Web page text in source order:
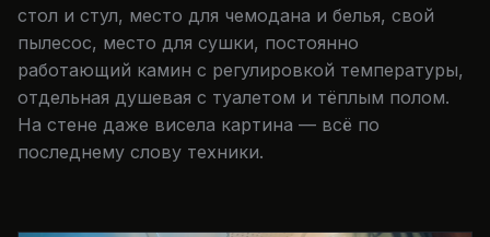
стол и стул, место для чемодана и белья, свой
пылесос, место для сушки, постоянно
работающий камин с регулировкой температуры,
отдельная душевая с туалетом и тёплым полом.
На стене даже висела картина — всё по
последнему слову техники.